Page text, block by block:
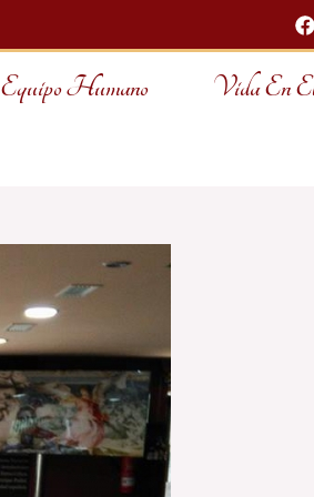
Equipo Humano Vida En